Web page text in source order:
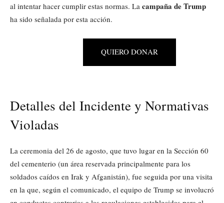
al intentar hacer cumplir estas normas. La campaña de Trump
ha sido señalada por esta acción.
QUIERO DONAR
Detalles del Incidente y Normativas
Violadas
La ceremonia del 26 de agosto, que tuvo lugar en la Sección 60
del cementerio (un área reservada principalmente para los
soldados caídos en Irak y Afganistán), fue seguida por una visita
en la que, según el comunicado, el equipo de Trump se involucró